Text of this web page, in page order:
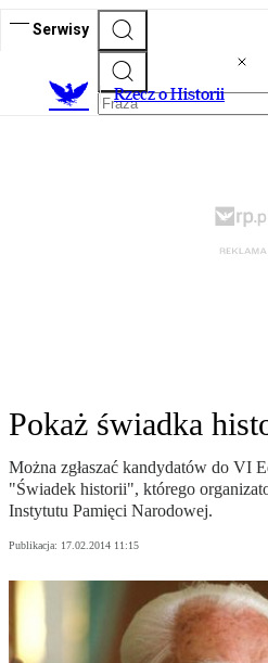
Serwisy
Rzecz o Historii
Pokaż świadka
Można zgłaszać kandydatów do VI
"Świadek historii", którego
Instytutu Pamięci Narodowej.
Publikacja: 17.02.2014 11:15